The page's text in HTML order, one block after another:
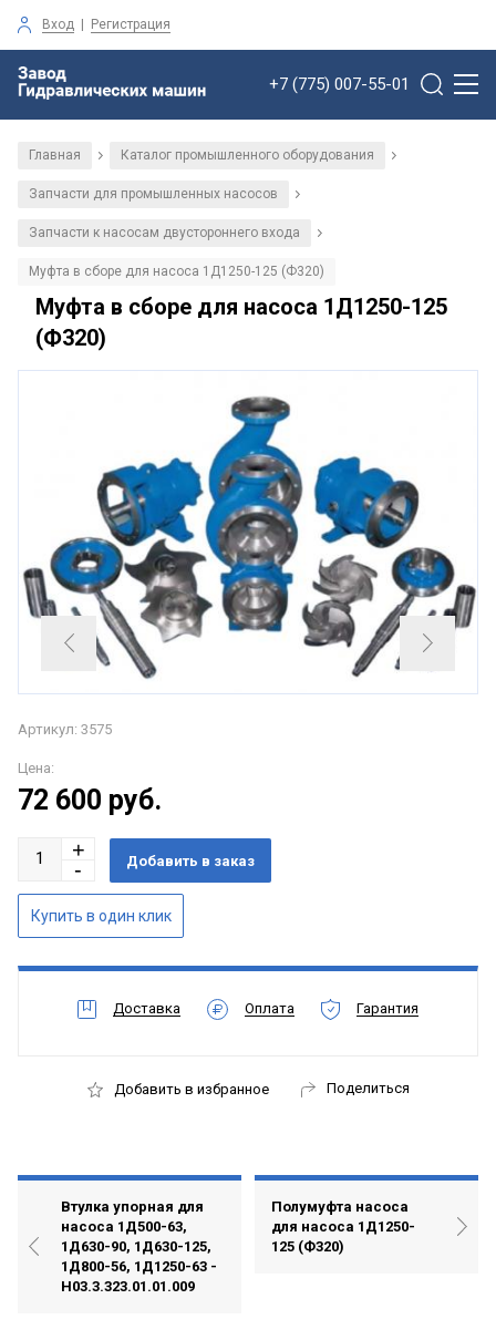
Вход | Регистрация
+7 (775) 007-55-01
Главная / Каталог промышленного оборудования /
Запчасти для промышленных насосов /
Запчасти к насосам двустороннего входа /
Муфта в сборе для насоса 1Д1250-125 (Ф320)
Муфта в сборе для насоса 1Д1250-125
(Ф320)
Артикул: 3575
Цена:
72 600 руб.
Доставка Оплата Гарантия
Добавить в избранное Поделиться
Втулка упорная для
насоса 1Д500-63,
1Д630-90, 1Д630-125,
1Д800-56, 1Д1250-63 -
Н03.3.323.01.01.009
Полумуфта насоса
для насоса 1Д1250-
125 (Ф320)